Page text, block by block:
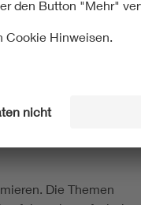
Die Themen